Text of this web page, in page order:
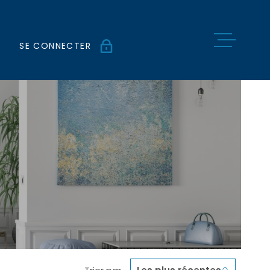
NOS BIENS
NOS ACTUS
SE CONNECTER
ESPACE PROPRIÉTAIRE